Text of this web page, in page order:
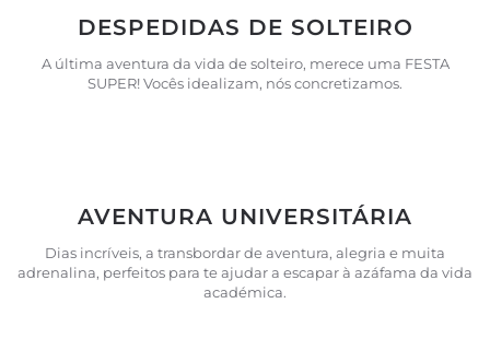
DESPEDIDAS DE SOLTEIRO
A última aventura da vida de solteiro, merece uma FESTA
SUPER! Vocês idealizam, nós concretizamos.
AVENTURA UNIVERSITÁRIA
Dias incríveis, a transbordar de aventura, alegria e muita
adrenalina, perfeitos para te ajudar a escapar à azáfama da vida
académica.